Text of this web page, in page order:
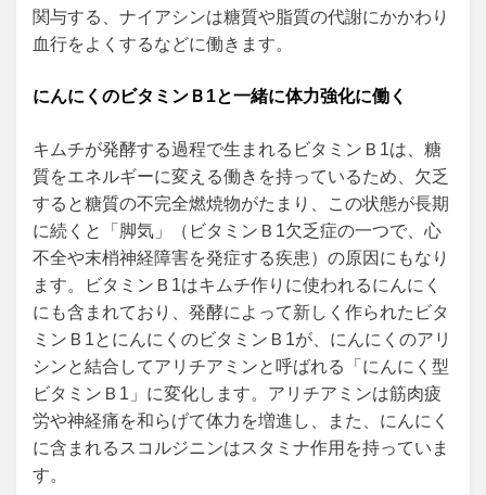
関与する、ナイアシンは糖質や脂質の代謝にかかわり
血行をよくするなどに働きます。
にんにくのビタミンＢ1と一緒に体力強化に働く
キムチが発酵する過程で生まれるビタミンＢ1は、糖
質をエネルギーに変える働きを持っているため、欠乏
すると糖質の不完全燃焼物がたまり、この状態が長期
に続くと「脚気」（ビタミンＢ1欠乏症の一つで、心
不全や末梢神経障害を発症する疾患）の原因にもなり
ます。ビタミンＢ1はキムチ作りに使われるにんにく
にも含まれており、発酵によって新しく作られたビタ
ミンＢ1とにんにくのビタミンＢ1が、にんにくのアリ
シンと結合してアリチアミンと呼ばれる「にんにく型
ビタミンＢ1」に変化します。アリチアミンは筋肉疲
労や神経痛を和らげて体力を増進し、また、にんにく
に含まれるスコルジニンはスタミナ作用を持っていま
す。